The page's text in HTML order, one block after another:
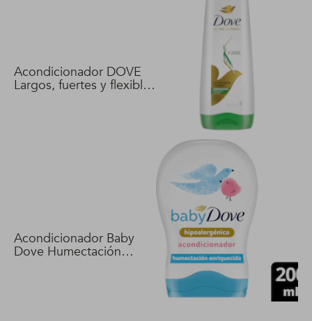
Acondicionador DOVE
Largos, fuertes y flexibles
Acondicionador Baby
Dove Humectación